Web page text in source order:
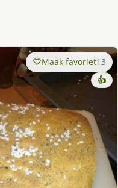
Maak favoriet13
👍